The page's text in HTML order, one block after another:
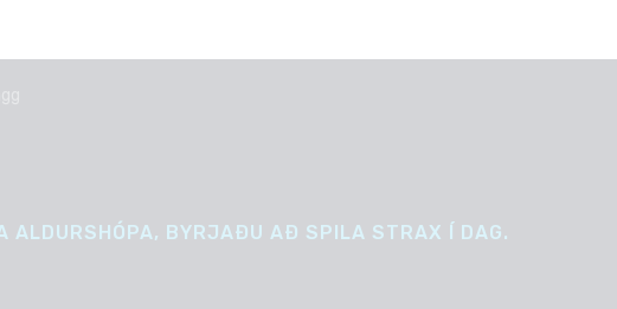
ALDURSHÓPA, BYRJAÐU AÐ SPILA STRAX Í DAG.